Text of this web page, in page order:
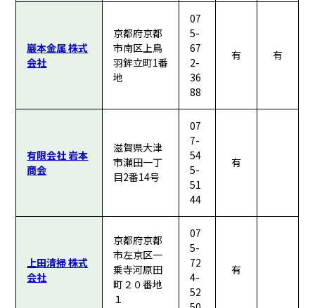
巖本金属 株式
会社
京都府京都
市南区上鳥
羽鉾立町1番
地
07
5-
67
2-
36
88
有 有
有限会社 岩本
商会
滋賀県大津
市瀬田一丁
目2番14号
07
7-
54
5-
51
44
有
上田清掃 株式
会社
京都府京都
市左京区一
乗寺河原田
町２０番地
１
07
5-
72
4-
52
有